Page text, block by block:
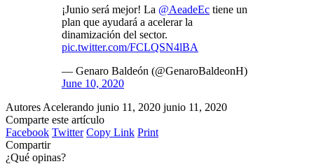
¡Junio será mejor! La @AeadeEc tiene un
plan que ayudará a acelerar la
dinamización del sector.
pic.twitter.com/FCLQSN4lBA
— Genaro Baldeón (@GenaroBaldeonH)
June 10, 2020
Autores Acelerando junio 11, 2020 junio 11, 2020
Comparte este artículo
Facebook Twitter Copy Link Print
Compartir
¿Qué opinas?